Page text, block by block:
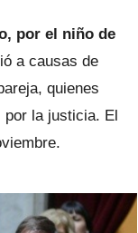
por el niño de
a causas de
quienes
por la justicia. El